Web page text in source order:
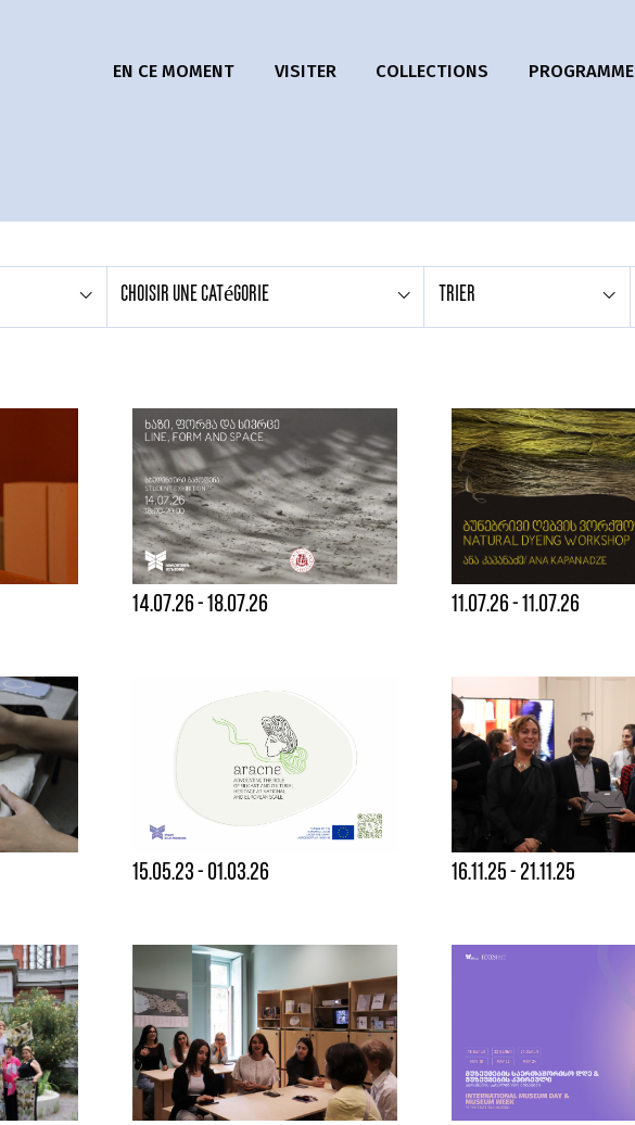
EN CE MOMENT VISITER COLLECTIONS PROGRAMME
Choisir une catégorie trier
14.07.26 - 18.07.26 11.07.26 - 11.07.26
15.05.23 - 01.03.26 16.11.25 - 21.11.25